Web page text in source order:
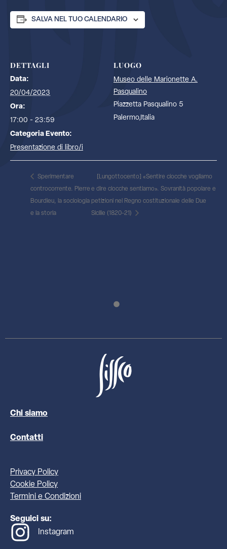
SALVA NEL TUO CALENDARIO
DETTAGLI
Data:
20/04/2023
Ora:
17:00 - 23:59
Categoria Evento:
Presentazione di libro/i
LUOGO
Museo delle Marionette A.
Pasqualino
Piazzetta Pasqualino 5
Palermo,Italia
Sperimentare
controcorrente. Pierre
Bourdieu, la sociologia
e la storia
[Lungottocento] «Sentire ciocche vogliamo
e dire ciocche sentiamo». Sovranità popolare e
petizioni nel Regno costituzionale delle Due
Sicilie (1820-21)
Chi siamo
Contatti
Privacy Policy
Cookie Policy
Termini e Condizioni
Seguici su:
Instagram